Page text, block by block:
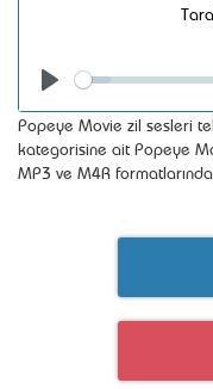
Seek
Popeye Movie zil sesleri
kategorisine ait Popeye
MP3 ve M4R